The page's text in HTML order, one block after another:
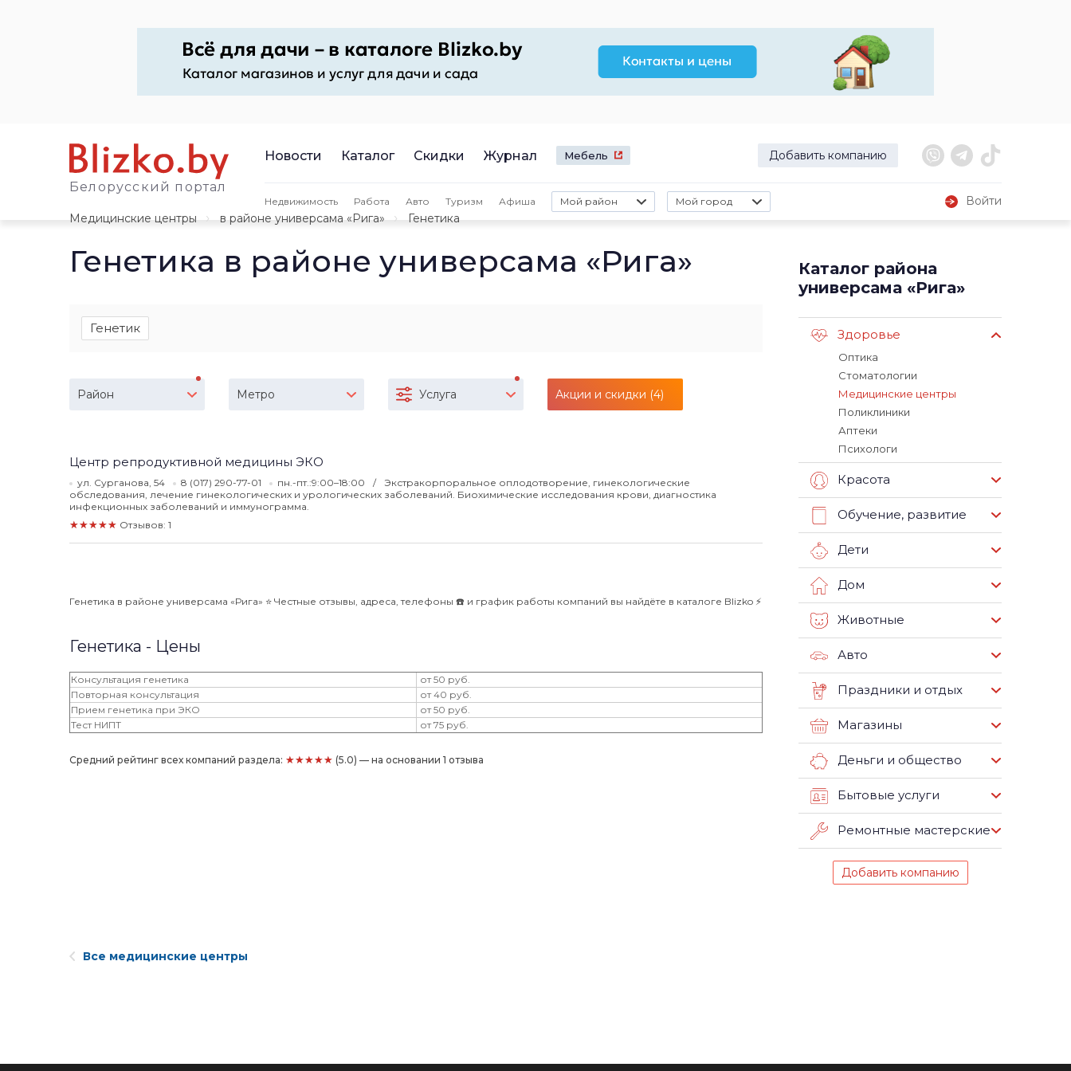
Белорусский портал
Новости Каталог Скидки Журнал Мебель Добавить компанию
Недвижимость Работа Авто Туризм Афиша Мой район Мой город
Войти
Медицинские центры
в районе универсама «Рига» Генетика
Генетика в районе универсама «Рига»
Генетик
Район Метро Услуга Акции и скидки (4)
Центр репродуктивной медицины ЭКО
ул. Сурганова, 54 8 (017) 290-77-01 пн.-пт.:9:00–18:00
Экстракорпоральное оплодотворение, гинекологические
обследования, лечение гинекологических и урологических заболеваний. Биохимические исследования крови, диагностика
инфекционных заболеваний и иммунограмма.
★★★★★ Отзывов: 1
Генетика в районе универсама «Рига» ⭐️ Честные отзывы, адреса, телефоны ☎️ и график работы компаний вы найдёте в каталоге Blizko ⚡️
Генетика - Цены
Консультация генетика
от 50 руб.
Повторная консультация
от 40 руб.
Прием генетика при ЭКО
от 50 руб.
Тест НИПТ
от 75 руб.
Средний рейтинг всех компаний раздела: ★★★★★ (5.0) — на основании 1 отзыва
Каталог района
универсама «Рига»
Здоровье
Оптика
Стоматологии
Медицинские центры
Поликлиники
Аптеки
Психологи
Красота
Обучение, развитие
Дети
Дом
Животные
Авто
Праздники и отдых
Магазины
Деньги и общество
Бытовые услуги
Ремонтные мастерские
Добавить компанию
Все медицинские центры